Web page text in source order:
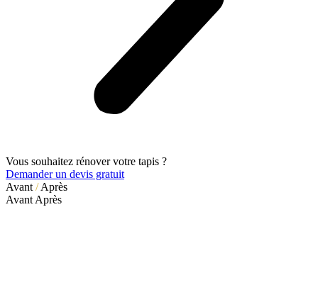
Vous souhaitez rénover votre tapis ?
Demander un devis gratuit
Avant /Après
Avant Après